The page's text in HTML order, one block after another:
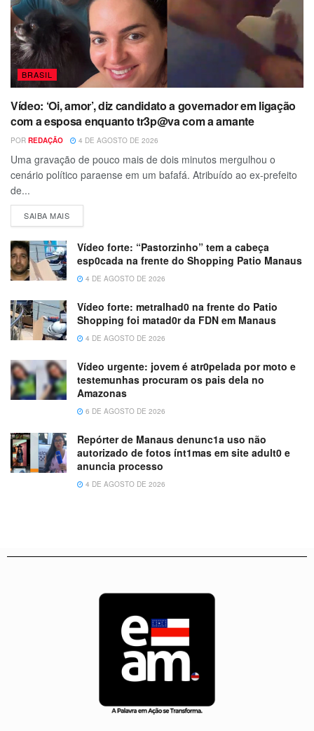
BRASIL
Vídeo: ‘Oi, amor’, diz candidato a governador em ligação
com a esposa enquanto tr3p@va com a amante
POR REDAÇÃO 4 DE AGOSTO DE 2026
Uma gravação de pouco mais de dois minutos mergulhou o
cenário político paraense em um bafafá. Atribuído ao ex-prefeito
de...
SAIBA MAIS
Vídeo forte: “Pastorzinho” tem a cabeça
esp0cada na frente do Shopping Patio Manaus
4 DE AGOSTO DE 2026
Vídeo forte: metralhad0 na frente do Patio
Shopping foi matad0r da FDN em Manaus
4 DE AGOSTO DE 2026
Vídeo urgente: jovem é atr0pelada por moto e
testemunhas procuram os pais dela no
Amazonas
6 DE AGOSTO DE 2026
Repórter de Manaus denunc1a uso não
autorizado de fotos ínt1mas em site adult0 e
anuncia processo
4 DE AGOSTO DE 2026